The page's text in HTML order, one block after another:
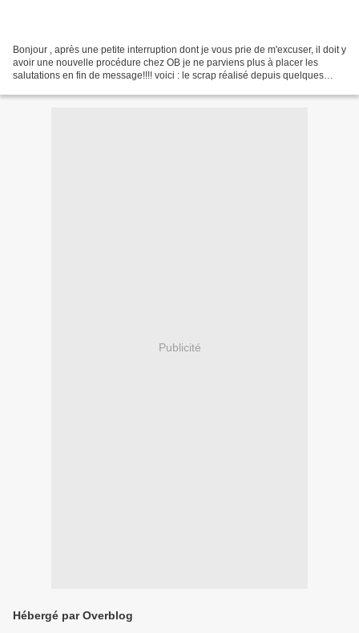
Bonjour , après une petite interruption dont je vous prie de m'excuser, il doit y
avoir une nouvelle procédure chez OB je ne parviens plus à placer les
salutations en fin de message!!!! voici : le scrap réalisé depuis quelques
Publicité
Hébergé par Overblog